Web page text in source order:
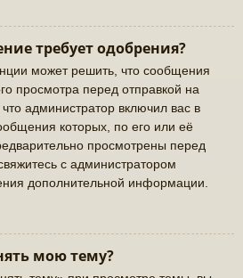
требует одобрения?
может решить, что сообщения
просмотра перед отправкой на
администратор включил вас в
которых, по его или её
просмотрены перед
с администратором
дополнительной информации.
мою тему?